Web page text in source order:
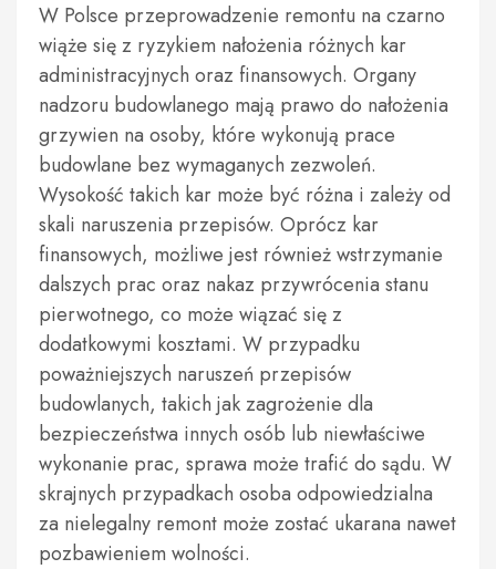
W Polsce przeprowadzenie remontu na czarno
wiąże się z ryzykiem nałożenia różnych kar
administracyjnych oraz finansowych. Organy
nadzoru budowlanego mają prawo do nałożenia
grzywien na osoby, które wykonują prace
budowlane bez wymaganych zezwoleń.
Wysokość takich kar może być różna i zależy od
skali naruszenia przepisów. Oprócz kar
finansowych, możliwe jest również wstrzymanie
dalszych prac oraz nakaz przywrócenia stanu
pierwotnego, co może wiązać się z
dodatkowymi kosztami. W przypadku
poważniejszych naruszeń przepisów
budowlanych, takich jak zagrożenie dla
bezpieczeństwa innych osób lub niewłaściwe
wykonanie prac, sprawa może trafić do sądu. W
skrajnych przypadkach osoba odpowiedzialna
za nielegalny remont może zostać ukarana nawet
pozbawieniem wolności.